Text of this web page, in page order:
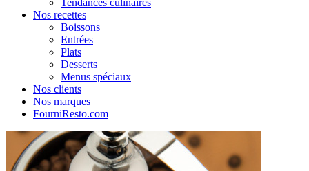
Nos recettes
Boissons
Entrées
Plats
Desserts
Menus spéciaux
Nos clients
Nos marques
FourniResto.com